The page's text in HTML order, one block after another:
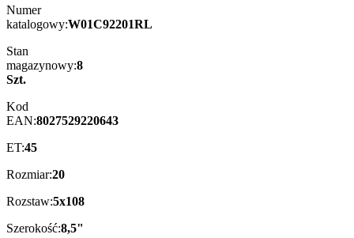
Numer
katalogowy:W01C92201RL
Stan
magazynowy:8
Szt.
Kod
EAN:8027529220643
ET:45
Rozmiar:20
Rozstaw:5x108
Szerokość:8,5"